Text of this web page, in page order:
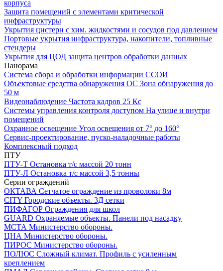
корпуса
Защита помещений с элементами критической
инфраструктуры
Укрытия цистерн с хим. жидкостями и сосудов под давлением
Портовые укрытия инфраструктура, накопители, топливные
стендеры
Укрытия для ЦОД защита центров обработки данных
Панорама
Система сбора и обработки информации ССОИ
Объектовые средства обнаружения ОС Зона обнаружения до
50 м
Видеонаблюдение Частота кадров 25 Кс
Системы управления контроля доступом На улице и внутри
помещений
Охранное освещение Угол освещения от 7° до 160°
Сервис-проектирование, пуско-наладочные работы
Комплексный подход
ПТУ
ПТУ-Т Остановка т/c массой 20 тонн
ПТУ-Л Остановка т/c массой 3,5 тонны
Серии ограждений
ОКТАВА Сетчатое ограждение из проволоки 8м
CITY Городские объекты. 3Д сетки
ПИФАГОР Ограждения для школ
GUARD Охраняемые объекты. Панели под насадку
МСТА Министерство обороны.
ЦНА Министерство обороны.
ПИРОС Министерство обороны.
ПОЛЮС Сложный климат. Профиль с усиленным
креплением